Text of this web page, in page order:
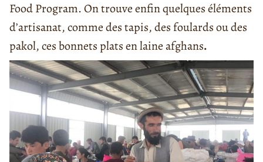
Food Program. On trouve enfin quelques éléments
d’artisanat, comme des tapis, des foulards ou des
pakol, ces bonnets plats en laine afghans.